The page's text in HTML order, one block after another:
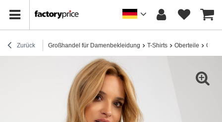
Zurück Großhandel für Damenbekleidung T-Shirts Oberteile